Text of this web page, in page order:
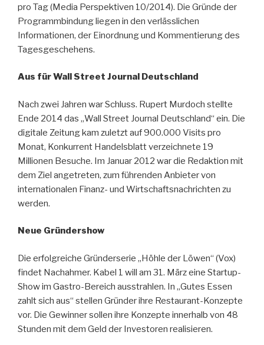
pro Tag (Media Perspektiven 10/2014). Die Gründe der
Programmbindung liegen in den verlässlichen
Informationen, der Einordnung und Kommentierung des
Tagesgeschehens.
Aus für Wall Street Journal Deutschland
Nach zwei Jahren war Schluss. Rupert Murdoch stellte
Ende 2014 das „Wall Street Journal Deutschland“ ein. Die
digitale Zeitung kam zuletzt auf 900.000 Visits pro
Monat, Konkurrent Handelsblatt verzeichnete 19
Millionen Besuche. Im Januar 2012 war die Redaktion mit
dem Ziel angetreten, zum führenden Anbieter von
internationalen Finanz- und Wirtschaftsnachrichten zu
werden.
Neue Gründershow
Die erfolgreiche Gründerserie „Höhle der Löwen“ (Vox)
findet Nachahmer. Kabel 1 will am 31. März eine Startup-
Show im Gastro-Bereich ausstrahlen. In „Gutes Essen
zahlt sich aus“ stellen Gründer ihre Restaurant-Konzepte
vor. Die Gewinner sollen ihre Konzepte innerhalb von 48
Stunden mit dem Geld der Investoren realisieren.